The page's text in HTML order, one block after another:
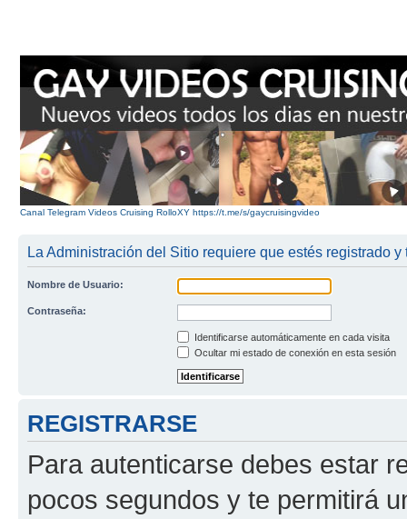
Canal Telegram Videos Cruising RolloXY https://t.me/s/gaycruisingvideo
La Administración del Sitio requiere que estés registrado
Nombre de Usuario:
Contraseña:
Identificarse automáticamente en cada visita
Ocultar mi estado de conexión en esta sesión
REGISTRARSE
Para autenticarse debes estar
pocos segundos y te permitirá